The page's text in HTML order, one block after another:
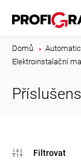
Domů
Elektroinstalační